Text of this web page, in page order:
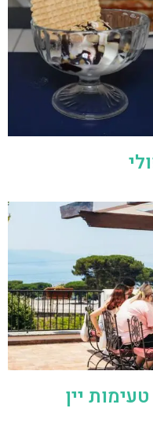
יין